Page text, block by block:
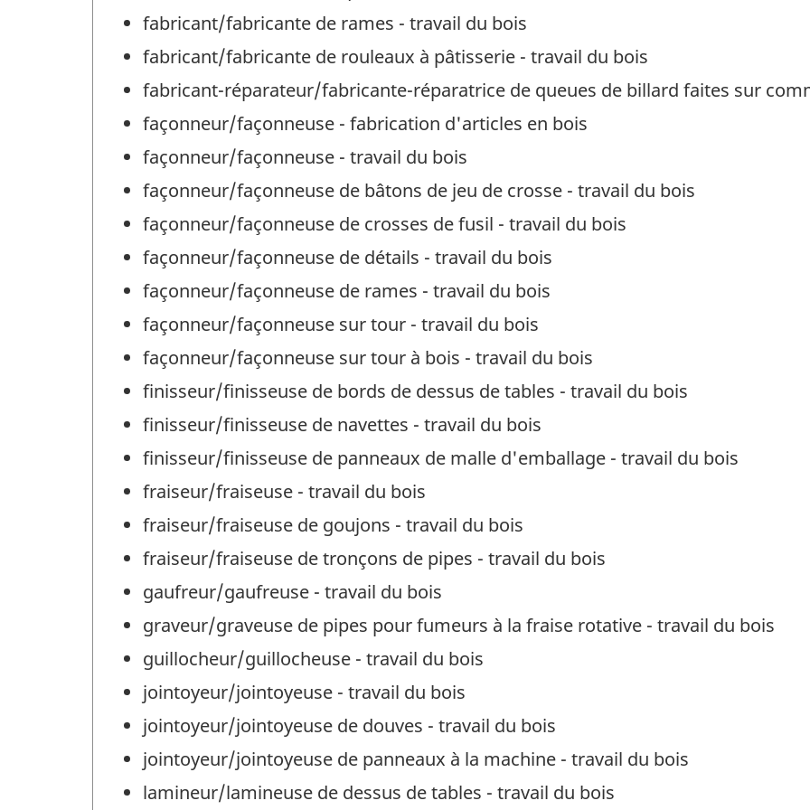
fabricant/fabricante de rames - travail du bois
fabricant/fabricante de rouleaux à pâtisserie - travail du bois
fabricant-réparateur/fabricante-réparatrice de queues de billard faites sur
façonneur/façonneuse - fabrication d'articles en bois
façonneur/façonneuse - travail du bois
façonneur/façonneuse de bâtons de jeu de crosse - travail du bois
façonneur/façonneuse de crosses de fusil - travail du bois
façonneur/façonneuse de détails - travail du bois
façonneur/façonneuse de rames - travail du bois
façonneur/façonneuse sur tour - travail du bois
façonneur/façonneuse sur tour à bois - travail du bois
finisseur/finisseuse de bords de dessus de tables - travail du bois
finisseur/finisseuse de navettes - travail du bois
finisseur/finisseuse de panneaux de malle d'emballage - travail du bois
fraiseur/fraiseuse - travail du bois
fraiseur/fraiseuse de goujons - travail du bois
fraiseur/fraiseuse de tronçons de pipes - travail du bois
gaufreur/gaufreuse - travail du bois
graveur/graveuse de pipes pour fumeurs à la fraise rotative - travail du bois
guillocheur/guillocheuse - travail du bois
jointoyeur/jointoyeuse - travail du bois
jointoyeur/jointoyeuse de douves - travail du bois
jointoyeur/jointoyeuse de panneaux à la machine - travail du bois
lamineur/lamineuse de dessus de tables - travail du bois